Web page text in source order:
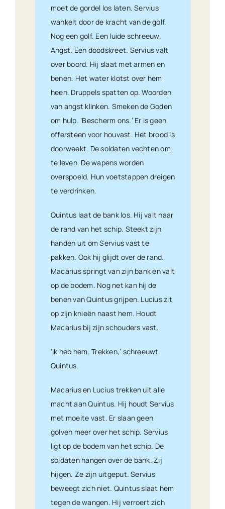
moet de gordel los laten. Servius
wankelt door de kracht van de golf.
Nog een golf. Een luide schreeuw.
Angst. Een doodskreet. Servius valt
over boord. Hij slaat met armen en
benen. Het water klotst over hem
heen. Druppels spatten op. Woorden
van angst klinken. Smeken de Goden
om hulp. ‘Bescherm ons.’ Er is geen
offersteen voor houvast. Het brood is
doorweekt. De soldaten vechten om
te leven. De wapens worden
overspoeld. Hun voetstappen dreigen
te verdrinken.
Quintus laat de bank los. Hij valt naar
de rand van het schip. Steekt zijn
handen uit om Servius vast te
pakken. Ook hij glijdt over de rand.
Macarius springt van zijn bank en valt
op de bodem. Nog net kan hij de
benen van Quintus grijpen. Lucius zit
op zijn knieën naast hem. Houdt
Macarius bij zijn schouders vast.
‘Ik heb hem. Trekken,’ schreeuwt
Quintus.
Macarius en Lucius trekken uit alle
macht aan Quintus. Hij houdt Servius
met moeite vast. Er slaan geen
golven meer over het schip. Servius
ligt op de bodem van het schip. De
soldaten hangen over de bank. Zij
hijgen. Ze zijn uitgeput. Servius
beweegt zich niet. Quintus slaat hem
tegen de wangen. Hij verroert zich